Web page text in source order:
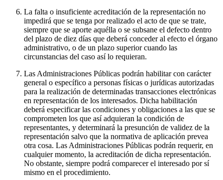
La falta o insuficiente acreditación de la representación no
impedirá que se tenga por realizado el acto de que se trate,
siempre que se aporte aquélla o se subsane el defecto dentro
del plazo de diez días que deberá conceder al efecto el órgano
administrativo, o de un plazo superior cuando las
circunstancias del caso así lo requieran.
Las Administraciones Públicas podrán habilitar con carácter
general o específico a personas físicas o jurídicas autorizadas
para la realización de determinadas transacciones electrónicas
en representación de los interesados. Dicha habilitación
deberá especificar las condiciones y obligaciones a las que se
comprometen los que así adquieran la condición de
representantes, y determinará la presunción de validez de la
representación salvo que la normativa de aplicación prevea
otra cosa. Las Administraciones Públicas podrán requerir, en
cualquier momento, la acreditación de dicha representación.
No obstante, siempre podrá comparecer el interesado por sí
mismo en el procedimiento.